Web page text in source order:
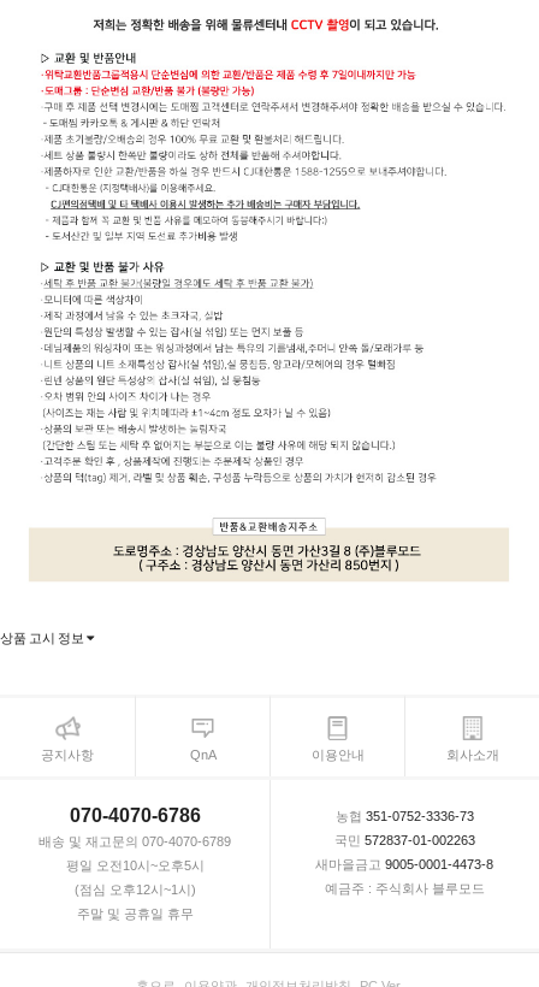
상품 고시 정보
공지사항 QnA 이용안내 회사소개
070-4070-6786
배송 및 재고문의 070-4070-6789
평일 오전10시~오후5시
(점심 오후12시~1시)
주말 및 공휴일 휴무
농협 351-0752-3336-73
국민 572837-01-002263
새마을금고 9005-0001-4473-8
예금주 : 주식회사 블루모드